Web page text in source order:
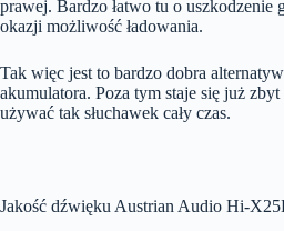
prawej. Bardzo łatwo tu o uszkodzenie
okazji możliwość ładowania.
Tak więc jest to bardzo dobra
akumulatora. Poza tym staje się już
używać tak słuchawek cały czas.
Jakość dźwięku Austrian Audio Hi-